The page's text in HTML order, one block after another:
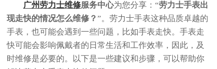
广州劳力士维修服务中心为您分享：“劳力士手表出
现走快的情况怎么维修？ ”。劳力士手表这种品质卓越的
手表，也可能会遇到一些问题，比如手表走快。手表走
快可能会影响佩戴者的日常生活和工作效率，因此，及
时维修是必要的。以下是一些建议和步骤，可以帮助你